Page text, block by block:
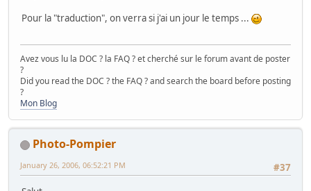
Pour la "traduction", on verra si j'ai un jour le temps ...
Avez vous lu la DOC ? la FAQ ? et cherché sur le forum avant de poster
?
Did you read the DOC ? the FAQ ? and search the board before posting
?
Mon Blog
Photo-Pompier
#37
January 26, 2006, 06:52:21 PM